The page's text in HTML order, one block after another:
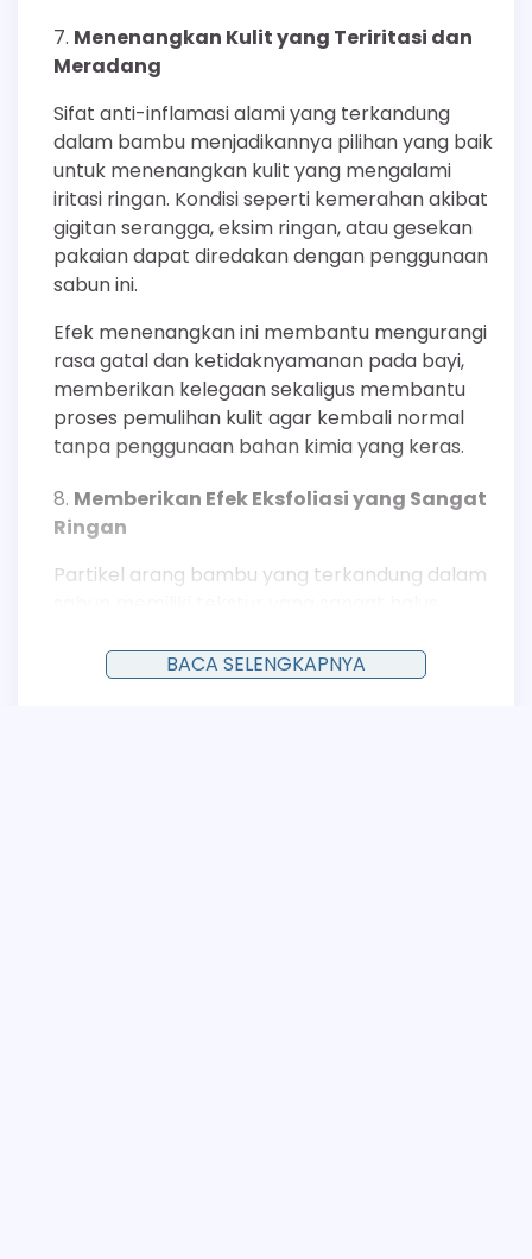
Menenangkan Kulit yang Teriritasi dan
Meradang
Sifat anti-inflamasi alami yang terkandung
dalam bambu menjadikannya pilihan yang baik
untuk menenangkan kulit yang mengalami
iritasi ringan. Kondisi seperti kemerahan akibat
gigitan serangga, eksim ringan, atau gesekan
pakaian dapat diredakan dengan penggunaan
sabun ini.
Efek menenangkan ini membantu mengurangi
rasa gatal dan ketidaknyamanan pada bayi,
memberikan kelegaan sekaligus membantu
proses pemulihan kulit agar kembali normal
tanpa penggunaan bahan kimia yang keras.
Memberikan Efek Eksfoliasi yang Sangat
Ringan
Partikel arang bambu yang terkandung dalam
fisik yang sangat lembut.
BACA SELENGKAPNYA